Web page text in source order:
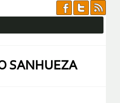
SANHUEZA